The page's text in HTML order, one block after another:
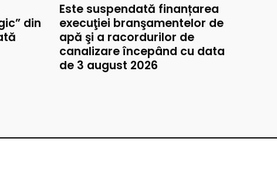
din
Este suspendată finanțarea
execuţiei branşamentelor de
apă şi a racordurilor de
canalizare începând cu data
de 3 august 2026